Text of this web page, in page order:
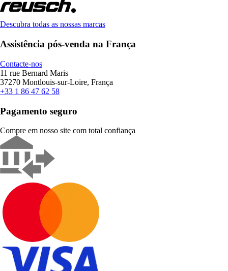
Descubra todas as nossas marcas
Assistência pós-venda na França
Contacte-nos
11 rue Bernard Maris
37270 Montlouis-sur-Loire, França
+33 1 86 47 62 58
Pagamento seguro
Compre em nosso site com total confiança